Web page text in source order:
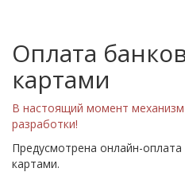
Оплата
картами
В настоящий момент
разработки!
Предусмотрена онлайн-
картами.